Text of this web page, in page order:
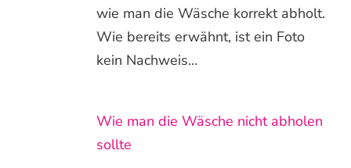
wie man die Wäsche korrekt abholt.
Wie bereits erwähnt, ist ein Foto
kein Nachweis…
Wie man die Wäsche nicht abholen
sollte